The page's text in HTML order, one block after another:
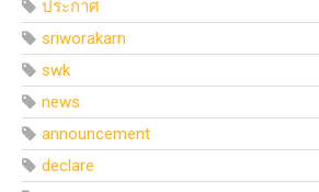
ประกาศ
sriworakarn
swk
news
announcement
declare